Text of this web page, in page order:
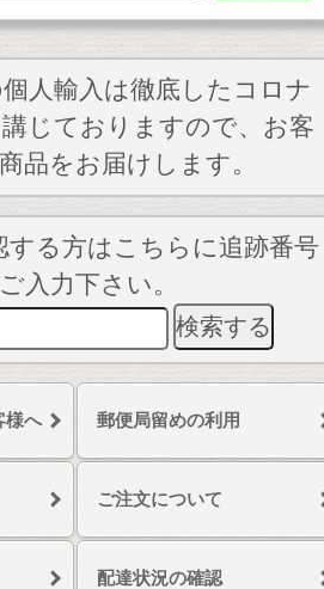
人輸入は徹底したコロナ
じておりますので、お客
品をお届けします。
する方はこちらに追跡番号
入力下さい。
様へ 郵便局留めの利用
ご注文について
配達状況の確認